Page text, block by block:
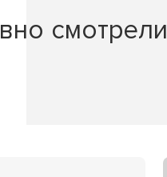
смотрели